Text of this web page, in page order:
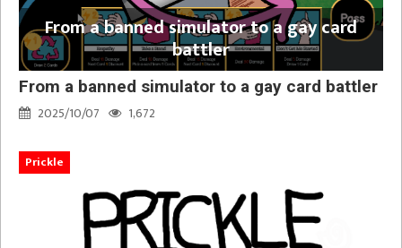
From a banned simulator to a gay card
battler
From a banned simulator to a gay card battler
2025/10/07
1,672
Prickle